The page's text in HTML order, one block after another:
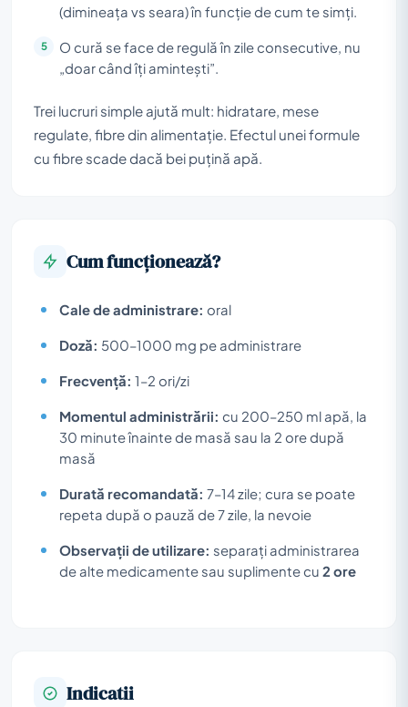
(dimineața vs seara) în funcție de cum te simți.
O cură se face de regulă în zile consecutive, nu
„doar când îți amintești”.
Trei lucruri simple ajută mult: hidratare, mese
regulate, fibre din alimentație. Efectul unei formule
cu fibre scade dacă bei puțină apă.
Cum funcționează?
Cale de administrare: oral
Doză: 500–1000 mg pe administrare
Frecvență: 1–2 ori/zi
Momentul administrării: cu 200–250 ml apă, la
30 minute înainte de masă sau la 2 ore după
masă
Durată recomandată: 7–14 zile; cura se poate
repeta după o pauză de 7 zile, la nevoie
Observații de utilizare: separați administrarea
de alte medicamente sau suplimente cu 2 ore
Indicatii